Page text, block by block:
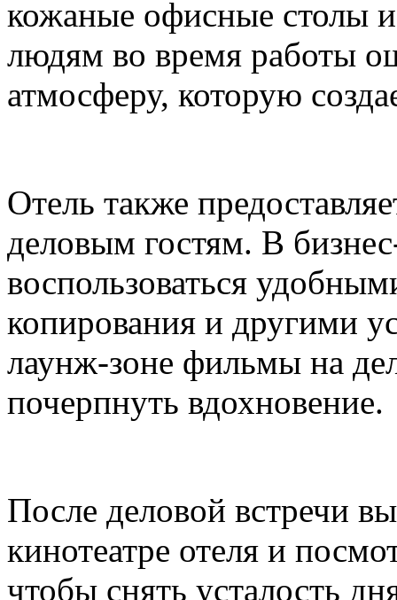
кожаные офисные столы
людям во время работы
атмосферу, которую
Отель также
деловым гостям. В
воспользоваться
копирования и другими
лаунж-зоне фильмы на
почерпнуть вдохновение.
После деловой встречи
кинотеатре отеля и
чтобы снять усталость